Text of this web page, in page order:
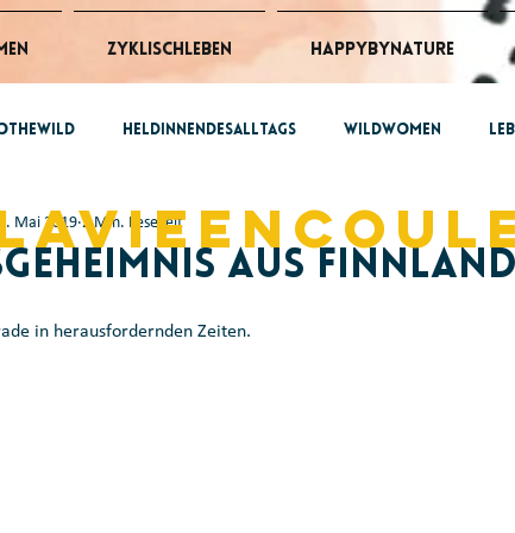
ZyklischLeben HappybyNature
HeldinnendesAlltags wildwomen
ZyklischLeben
aus Finnland
Mai 2019 2 Min. Lesezeit
in herausfordernden Zeiten.